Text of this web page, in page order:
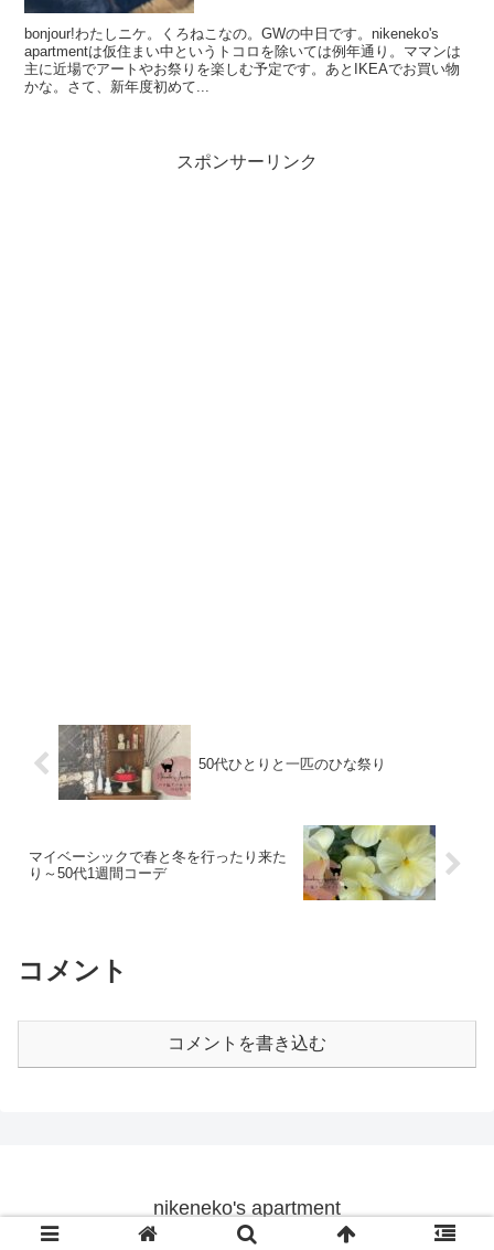
bonjour!わたしニケ。くろねこなの。GWの中日です。nikeneko's
apartmentは仮住まい中というトコロを除いては例年通り。ママンは
主に近場でアートやお祭りを楽しむ予定です。あとIKEAでお買い物
かな。さて、新年度初めて...
スポンサーリンク
50代ひとりと一匹のひな祭り
マイベーシックで春と冬を行ったり来た
り～50代1週間コーデ
コメント
コメントを書き込む
nikeneko's apartment
© 2019 nikeneko's apartment.